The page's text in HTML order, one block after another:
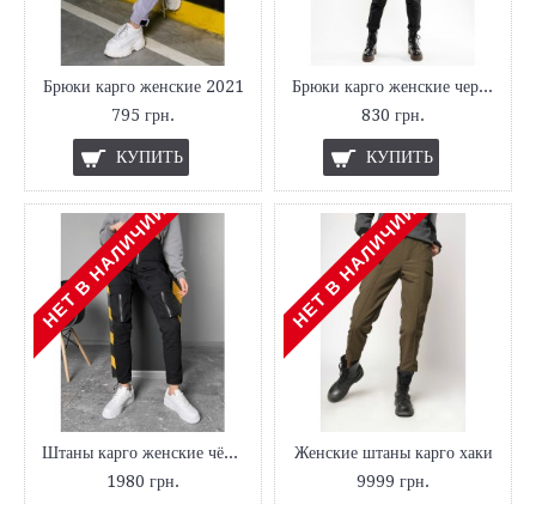
Брюки карго женские 2021
795 грн.
КУПИТЬ
Брюки карго женские черные
830 грн.
КУПИТЬ
НЕТ В НАЛИЧИИ
Штаны карго женские чёрные
1980 грн.
НЕТ В НАЛИЧИИ
Женские штаны карго хаки
9999 грн.